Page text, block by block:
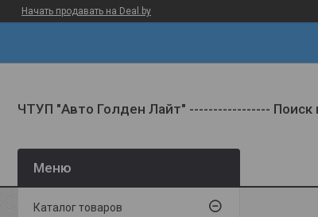
Начать продавать на Deal.by
ЧТУП "Авто Голден Лайт" -----------------
Каталог товаров